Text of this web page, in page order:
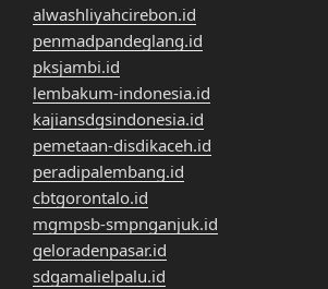
alwashliyahcirebon.id
penmadpandeglang.id
pksjambi.id
lembakum-indonesia.id
kajiansdgsindonesia.id
pemetaan-disdikaceh.id
peradipalembang.id
cbtgorontalo.id
mgmpsb-smpnganjuk.id
geloradenpasar.id
sdgamalielpalu.id